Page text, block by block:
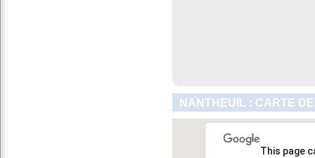
NANTHEUIL : CARTE
This page